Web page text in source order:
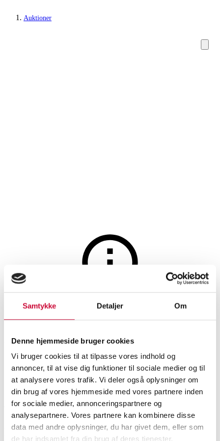
Samtykke Detaljer Om
Denne hjemmeside bruger cookies
Vi bruger cookies til at tilpasse vores indhold og
annoncer, til at vise dig funktioner til sociale medier og til
at analysere vores trafik. Vi deler også oplysninger om
din brug af vores hjemmeside med vores partnere inden
for sociale medier, annonceringspartnere og
analysepartnere. Vores partnere kan kombinere disse
data med andre oplysninger, du har givet dem, eller som
de har indsamlet fra din brug af deres tjenester.
Auktioner
Militaria og samlervåben
Auktionen er afsluttet
Fugleskydningsgevær, 1800-
tallet
SHOWROOM
Hørsholm
VURDERING
DKK 1.500
VARENUMMER
6546762
Beskrivelse